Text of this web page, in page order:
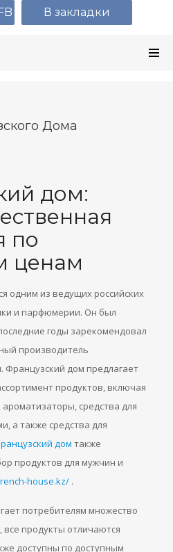
Дома
дом:
по
ценам
одним из ведущих российских
и парфюмерии. Он был
годы зарекомендовал
производитель
Французский дом предлагает
продуктов, включая
средства для
а также средства для
дом также
продуктов для мужчин и
house.kz/ .
потребителям множество
продукты отличаются
доступны по доступным
В закладки